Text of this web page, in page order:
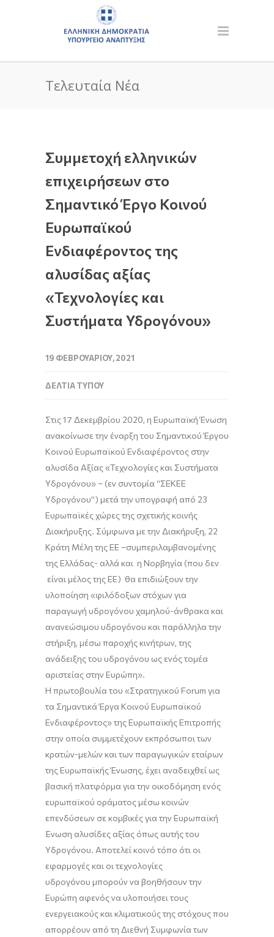
Τελευταία Νέα
Συμμετοχή ελληνικών
επιχειρήσεων στο
Σημαντικό Έργο Κοινού
Ευρωπαϊκού
Ενδιαφέροντος της
αλυσίδας αξίας
«Τεχνολογίες και
Συστήματα Υδρογόνου»
19 ΦΕΒΡΟΥΑΡΊΟΥ, 2021
ΔΕΛΤΊΑ ΤΎΠΟΥ
Στις 17 Δεκεμβρίου 2020, η Ευρωπαϊκή Ένωση
ανακοίνωσε την έναρξη του Σημαντικού Έργου
Κοινού Ευρωπαϊκού Ενδιαφέροντος στην
αλυσίδα Αξίας «Τεχνολογίες και Συστήματα
Υδρογόνου» – (εν συντομία “ΣΕΚΕΕ
Υδρογόνου”) μετά την υπογραφή από 23
Ευρωπαϊκές χώρες της σχετικής κοινής
Διακήρυξης. Σύμφωνα με την Διακήρυξη, 22
Κράτη Μέλη της ΕΕ –συμπεριλαμβανομένης
της Ελλάδας- αλλά και η Νορβηγία (που δεν
είναι μέλος της ΕΕ) θα επιδιώξουν την
υλοποίηση «φιλόδοξων στόχων για
παραγωγή υδρογόνου χαμηλού-άνθρακα και
ανανεώσιμου υδρογόνου και παράλληλα την
στήριξη, μέσω παροχής κινήτρων, της
ανάδειξης του υδρογόνου ως ενός τομέα
αριστείας στην Ευρώπη».
Η πρωτοβουλία του «Στρατηγικού Forum για
τα Σημαντικά Έργα Κοινού Ευρωπαϊκού
Ενδιαφέροντος» της Ευρωπαϊκής Επιτροπής
στην οποία συμμετέχουν εκπρόσωποι των
κρατών-μελών και των παραγωγικών εταίρων
της Ευρωπαϊκής Ένωσης, έχει αναδειχθεί ως
βασική πλατφόρμα για την οικοδόμηση ενός
ευρωπαϊκού οράματος μέσω κοινών
επενδύσεων σε κομβικές για την Ευρωπαϊκή
Ένωση αλυσίδες αξίας όπως αυτής του
Υδρογόνου. Αποτελεί κοινό τόπο ότι οι
εφαρμογές και οι τεχνολογίες
υδρογόνου μπορούν να βοηθήσουν την
Ευρώπη αφενός να υλοποιήσει τους
ενεργειακούς και κλιματικούς της στόχους που
απορρέουν από τη Διεθνή Συμφωνία των